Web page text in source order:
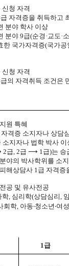
신청 자격
급 자격증을 취득하고
분야 학사 이상
분야 9급(순경 ·교도·
한 국가자격증(국가공
신청 자격
급의 자격취득 조건은
원 특혜
격증 소지자나 상담
소지자나 법학 박사
2급, 2급 ⟶ 1급)는 승
야의 박사학위를 소
해상담사 1급 자격증
공 및 유사전공
학, 심리학(상담심리,
회학, 아동‧청소년 ‧여성
1급